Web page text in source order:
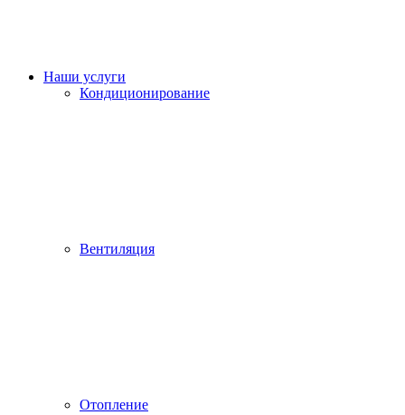
Наши услуги
Кондиционирование
Вентиляция
Отопление